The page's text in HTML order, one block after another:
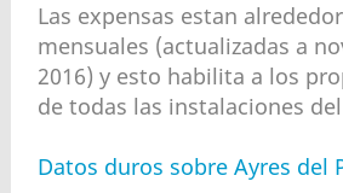
Las expensas estan
mensuales (actualizadas a
2016) y esto habilita a los
de todas las instalaciones
Datos duros sobre Ayres del